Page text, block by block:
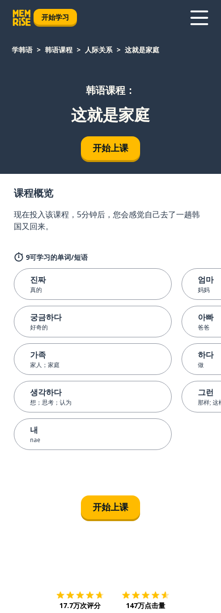
开始学习
学韩语 韩语课程 人际关系 这就是家庭
韩语课程：
这就是家庭
开始上课
课程概览
现在投入该课程，5分钟后，您会感觉自己去了一趟韩
国又回来。
9可学习的单词/短语
진짜
真的
궁금하다
好奇的
가족
家人；家庭
생각하다
想；思考；认为
내
nae
엄마
妈妈
아빠
爸爸
하다
做
그런
那样; 这
开始上课
17.7万次评分 147万点击量